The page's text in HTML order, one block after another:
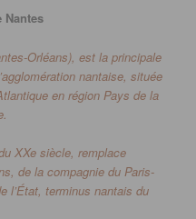
Nantes
Orléans), est la principale
nantaise, située
en région Pays de la
XXe siècle, remplace
de la compagnie du Paris-
l’État, terminus nantais du